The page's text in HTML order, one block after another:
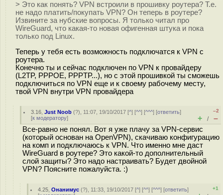
> Это как понять? VPN встроили в прошивку роутера? Т.е.
не надо платить/покупать VPN? Он теперь в роутере?
Извините за нубские вопросы. Я только читал про
WireGuard, что какая-то новая офигенная штука и пока
только под Linux.
Теперь у тебя есть возможность подключатся к VPN с
роутера.
Конечно ты и сейчас подключен по VPN к провайдеру
(L2TP, PPPOE, PPPTP...), но с этой прошивкой ты сможешь
подключиться по VPN еще и к своему рабочему месту,
твой VPN внутри VPN провайдера
3.16 ,Just Noob (?), 11:07, 19/10/2017 [^] [^^] [^^^] [ответить]
[к модератору]
–2
+ / –
Все-равно не понял. Вот я уже плачу за VPN-сервис
(который основан на OpenVPN), скачиваю конфигурацию
на комп и подключаюсь к VPN. Что именно мне даст
WireGuard в роутере? Это какой-то дополнительный
слой защиты? Это надо настраивать? Будет двойной
VPN? Поясните пожалуйста. :)
4.25 ,Онанимус (?), 11:33, 19/10/2017 [^] [^^] [^^^] [ответить]
+1